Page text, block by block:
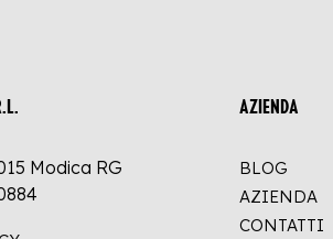
Modica RG
AZIENDA
BLOG
AZIENDA
CONTATTI